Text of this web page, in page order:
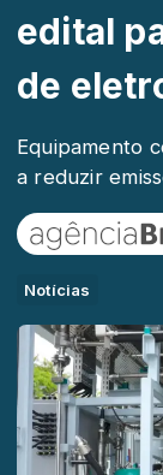
edital
de
Equipamento
a reduzir
Notícias